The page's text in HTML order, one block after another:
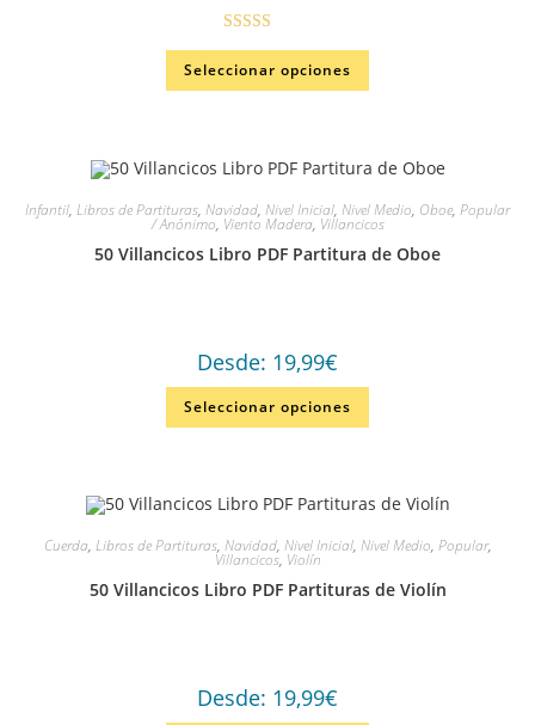
Valorad
o en
Seleccionar opciones
Infantil, Libros de Partituras, Navidad, Nivel Inicial, Nivel Medio, Oboe, Popular
/ Anónimo, Viento Madera, Villancicos
50 Villancicos Libro PDF Partitura de Oboe
Desde: 19,99€
Seleccionar opciones
Cuerda, Libros de Partituras, Navidad, Nivel Inicial, Nivel Medio, Popular,
Villancicos, Violín
50 Villancicos Libro PDF Partituras de Violín
Desde: 19,99€